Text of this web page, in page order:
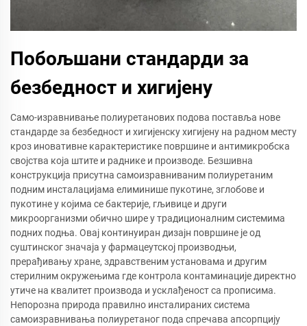
Побољшани стандарди за
безбедност и хигијену
Само-изравнивање полиуретанових подова поставља нове
стандарде за безбедност и хигијенску хигијену на радном месту
кроз иновативне карактеристике површине и антимикробска
својства која штите и раднике и производе. Безшивна
конструкција присутна самоизравниваним полиуретаним
подним инсталацијама елиминише пукотине, зглобове и
пукотине у којима се бактерије, гљивице и други
микроорганизми обично шире у традиционалним системима
подних подња. Овај континуиран дизајн површине је од
суштинског значаја у фармацеутској производњи,
прерађивању хране, здравственим установама и другим
стерилним окружењима где контрола контаминације директно
утиче на квалитет производа и усклађеност са прописима.
Непорозна природа правилно инсталираних система
самоизравнивања полиуретаног пода спречава апсорпцију